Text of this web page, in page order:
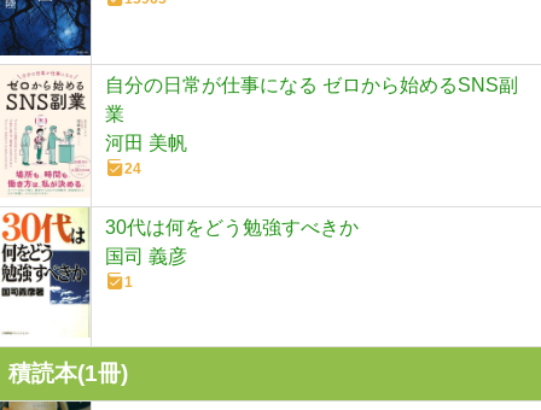
自分の日常が仕事になる ゼロから始めるSNS副
業
河田 美帆
24
30代は何をどう勉強すべきか
国司 義彦
1
積読本(1冊)